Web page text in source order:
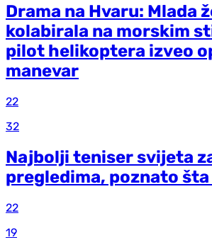
Drama na Hvaru: Mlada
kolabirala na morskim
pilot helikoptera izveo
manevar
22
32
Najbolji teniser svijeta
pregledima, poznato šta
22
19